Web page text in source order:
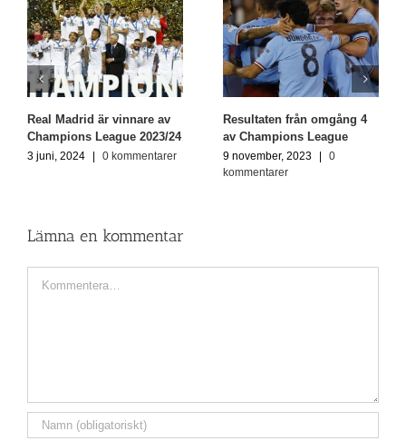
Real Madrid är vinnare av
Champions League 2023/24
3 juni, 2024 | 0 kommentarer
Resultaten från omgång 4
av Champions League
9 november, 2023 |
0
kommentarer
Lämna en kommentar